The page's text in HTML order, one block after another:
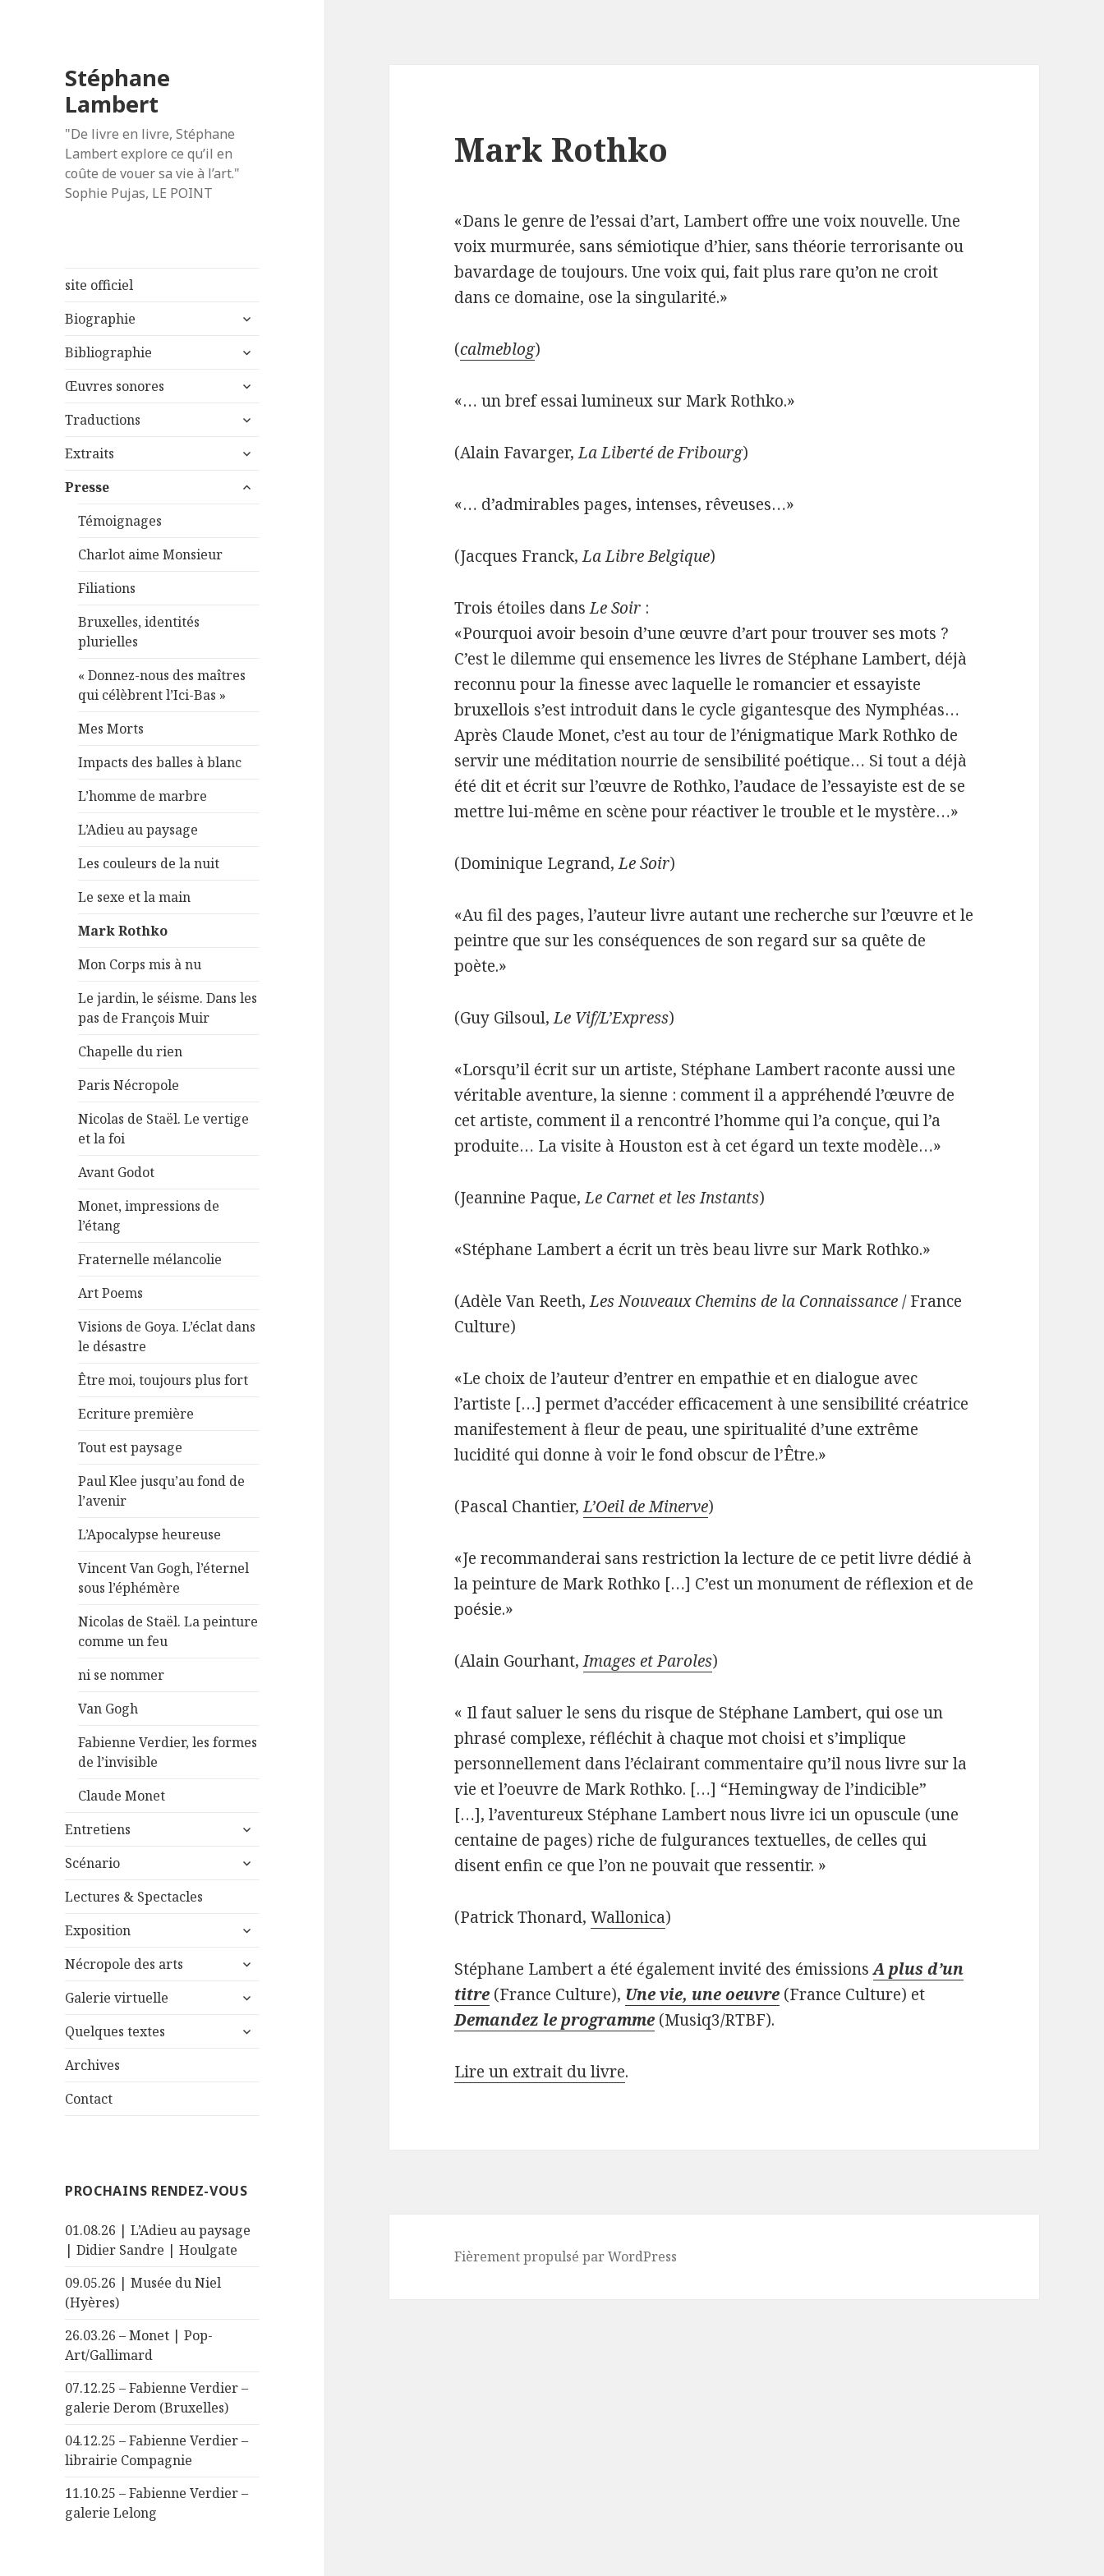
Stéphane
Lambert
"De livre en livre, Stéphane
Lambert explore ce qu’il en
coûte de vouer sa vie à l’art."
Sophie Pujas, LE POINT
site officiel
Biographie
ouvrir
sous-
Bibliographie
ouvrir
sous-
Œuvres sonores
ouvrir
sous-
Traductions
ouvrir
sous-
Extraits
ouvrir
sous-
Presse
ouvrir
Témoignages
Charlot aime Monsieur
Filiations
Bruxelles, identités
plurielles
« Donnez-nous des maîtres
qui célèbrent l’Ici-Bas »
Mes Morts
Impacts des balles à blanc
L’homme de marbre
L’Adieu au paysage
Les couleurs de la nuit
Le sexe et la main
Mark Rothko
Mon Corps mis à nu
Le jardin, le séisme. Dans les
pas de François Muir
Chapelle du rien
Paris Nécropole
Nicolas de Staël. Le vertige
et la foi
Avant Godot
Monet, impressions de
l’étang
Fraternelle mélancolie
Art Poems
Visions de Goya. L’éclat dans
le désastre
Être moi, toujours plus fort
Ecriture première
Tout est paysage
Paul Klee jusqu’au fond de
l’avenir
L’Apocalypse heureuse
Vincent Van Gogh, l’éternel
sous l’éphémère
Nicolas de Staël. La peinture
comme un feu
ni se nommer
Van Gogh
Fabienne Verdier, les formes
de l’invisible
Claude Monet
Entretiens
ouvrir
sous-
Scénario
ouvrir
Lectures & Spectacles
Exposition
ouvrir
sous-
Nécropole des arts
ouvrir
sous-
Galerie virtuelle
ouvrir
sous-
Quelques textes
ouvrir
Archives
Contact
PROCHAINS RENDEZ-VOUS
01.08.26 | L’Adieu au paysage
| Didier Sandre | Houlgate
09.05.26 | Musée du Niel
(Hyères)
26.03.26 – Monet | Pop-
Art/Gallimard
07.12.25 – Fabienne Verdier –
galerie Derom (Bruxelles)
04.12.25 – Fabienne Verdier –
librairie Compagnie
11.10.25 – Fabienne Verdier –
galerie Lelong
Mark Rothko
«Dans le genre de l’essai d’art, Lambert offre une voix nouvelle. Une
voix murmurée, sans sémiotique d’hier, sans théorie terrorisante ou
bavardage de toujours. Une voix qui, fait plus rare qu’on ne croit
dans ce domaine, ose la singularité.»
(calmeblog)
«… un bref essai lumineux sur Mark Rothko.»
(Alain Favarger,La Liberté de Fribourg)
«… d’admirables pages, intenses, rêveuses…»
(Jacques Franck,La Libre Belgique)
Trois étoiles dansLe Soir :
«Pourquoi avoir besoin d’une œuvre d’art pour trouver ses mots ?
C’est le dilemme qui ensemence les livres de Stéphane Lambert, déjà
reconnu pour la finesse avec laquelle le romancier et essayiste
bruxellois s’est introduit dans le cycle gigantesque des Nymphéas…
Après Claude Monet, c’est au tour de l’énigmatique Mark Rothko de
servir une méditation nourrie de sensibilité poétique… Si tout a déjà
été dit et écrit sur l’œuvre de Rothko, l’audace de l’essayiste est de se
mettre lui-même en scène pour réactiver le trouble et le mystère…»
(Dominique Legrand,Le Soir)
«Au fil des pages, l’auteur livre autant une recherche sur l’œuvre et le
peintre que sur les conséquences de son regard sur sa quête de
poète.»
(Guy Gilsoul,Le Vif/L’Express)
«Lorsqu’il écrit sur un artiste, Stéphane Lambert raconte aussi une
véritable aventure, la sienne : comment il a appréhendé l’œuvre de
cet artiste, comment il a rencontré l’homme qui l’a conçue, qui l’a
produite… La visite à Houston est à cet égard un texte modèle…»
(Jeannine Paque,Le Carnet et les Instants)
«Stéphane Lambert a écrit un très beau livre sur Mark Rothko.»
(Adèle Van Reeth,Les Nouveaux Chemins de la Connaissance/ France
Culture)
«Le choix de l’auteur d’entrer en empathie et en dialogue avec
l’artiste […] permet d’accéder efficacement à une sensibilité créatrice
manifestement à fleur de peau, une spiritualité d’une extrême
lucidité qui donne à voir le fond obscur de l’Être.»
(Pascal Chantier,L’Oeil de Minerve)
«Je recommanderai sans restriction la lecture de ce petit livre dédié à
la peinture de Mark Rothko […] C’est un monument de réflexion et de
poésie.»
(Alain Gourhant,Images et Paroles)
« Il faut saluer le sens du risque de Stéphane Lambert, qui ose un
phrasé complexe, réfléchit à chaque mot choisi et s’implique
personnellement dans l’éclairant commentaire qu’il nous livre sur la
vie et l’oeuvre de Mark Rothko. […] “Hemingway de l’indicible”
[…], l’aventureux Stéphane Lambert nous livre ici un opuscule (une
centaine de pages) riche de fulgurances textuelles, de celles qui
disent enfin ce que l’on ne pouvait que ressentir. »
(Patrick Thonard,Wallonica)
Stéphane Lambert a été également invité des émissionsA plus d’un
titre (France Culture), Une vie, une oeuvre (France Culture) et
Demandez le programme (Musiq3/RTBF).
Lire un extrait du livre.
Fièrement propulsé par WordPress